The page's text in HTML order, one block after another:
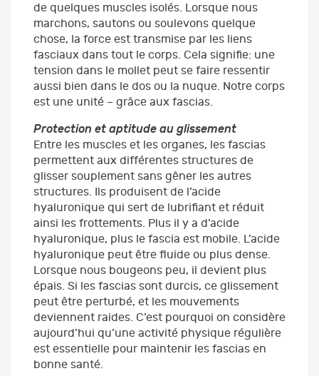
de quelques muscles isolés. Lorsque nous
marchons, sautons ou soulevons quelque
chose, la force est transmise par les liens
fasciaux dans tout le corps. Cela signifie: une
tension dans le mollet peut se faire ressentir
aussi bien dans le dos ou la nuque. Notre corps
est une unité – grâce aux fascias.
Protection et aptitude au glissement
Entre les muscles et les organes, les fascias
permettent aux différentes structures de
glisser souplement sans gêner les autres
structures. Ils produisent de l’acide
hyaluronique qui sert de lubrifiant et réduit
ainsi les frottements. Plus il y a d’acide
hyaluronique, plus le fascia est mobile. L’acide
hyaluronique peut être fluide ou plus dense.
Lorsque nous bougeons peu, il devient plus
épais. Si les fascias sont durcis, ce glissement
peut être perturbé, et les mouvements
deviennent raides. C’est pourquoi on considère
aujourd’hui qu’une activité physique régulière
est essentielle pour maintenir les fascias en
bonne santé.